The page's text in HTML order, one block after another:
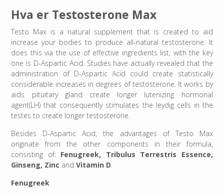
Hva er Testosterone Max
Testo Max is a natural supplement that is created to aid
increase your bodies to produce all-natural testosterone. It
does this via the use of effective ingredients list, with the key
one is D-Aspartic Acid. Studies have actually revealed that the
administration of D-Aspartic Acid could create statistically
considerable increases in degrees of testosterone. It works by
aids pituitary gland create longer lutenizing hormonal
agent(LH) that consequently stimulates the leydig cells in the
testes to create longer testosterone.
Besides D-Aspartic Acid, the advantages of Testo Max
originate from the other components in their formula,
consisting of: Fenugreek, Tribulus Terrestris Essence,
Ginseng, Zinc andVitamin D
Fenugreek